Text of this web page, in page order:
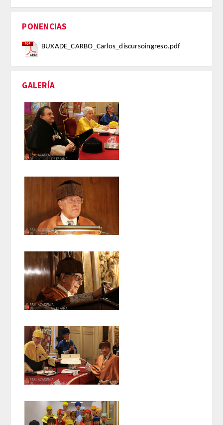
APERTURA DE CURSO
REFLEXIONES de la RADE
SEMBLANZAS RADE
OTRAS PUBLICACIONES
PRENSA
COMUNICACION
NOTAS DE PRENSA
CONTACTO
PONENCIAS
BUXADE_CARBO_Carlos_discursoingreso.pdf
GALERÍA